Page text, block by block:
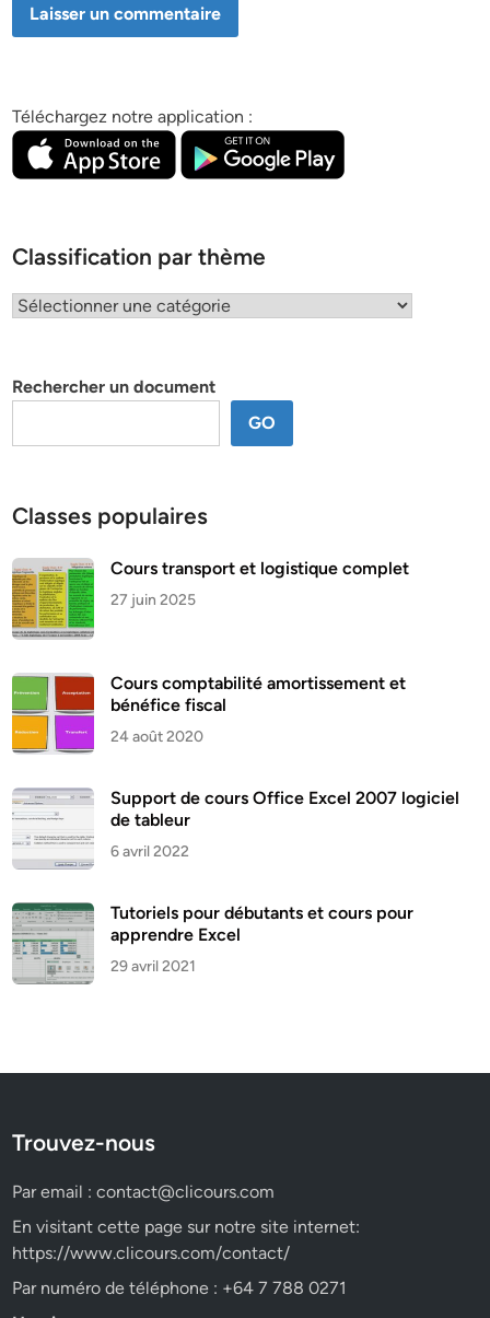
Téléchargez notre application :
Classification par thème
Classification
Rechercher un document
GO
Classes populaires
Cours transport et logistique complet
27 juin 2025
Cours comptabilité amortissement et
bénéfice fiscal
24 août 2020
Support de cours Office Excel 2007 logiciel
de tableur
6 avril 2022
Tutoriels pour débutants et cours pour
apprendre Excel
29 avril 2021
Trouvez-nous
Par email :contact@clicours.com
En visitant cette page sur notre site internet:
https://www.clicours.com/contact/
Par numéro de téléphone : +64 7 788 0271